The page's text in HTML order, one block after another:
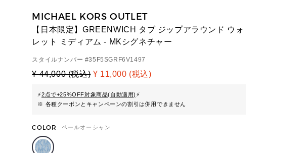
MICHAEL KORS OUTLET
【日本限定】GREENWICH タブ ジップアラウンド ウォ
レット ミディアム - MKシグネチャー
スタイルナンバー #35F5SGRF6V1497
¥ 44,000 (税込) ¥ 11,000 (税込)
⚡2点で+25%OFF対象商品(自動適用) ⚡
※ 各種クーポンとキャンペーンの割引は併用できません
COLOR ペールオーシャン